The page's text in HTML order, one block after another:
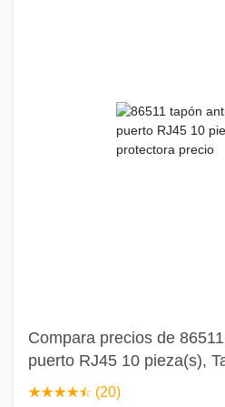
Compara precios de
puerto RJ45 10 pieza(s),
☆☆☆☆☆
★★★★★ (20)